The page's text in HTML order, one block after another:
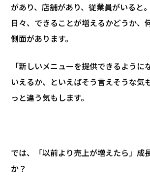
があり、店舗があり、従業員がいると
日々、できることが増えるかどうか、
側面があります。
「新しいメニューを提供できるように
いえるか、といえばそう言えそうな気
っと違う気もします。
では、「以前より売上が増えたら」成
か？